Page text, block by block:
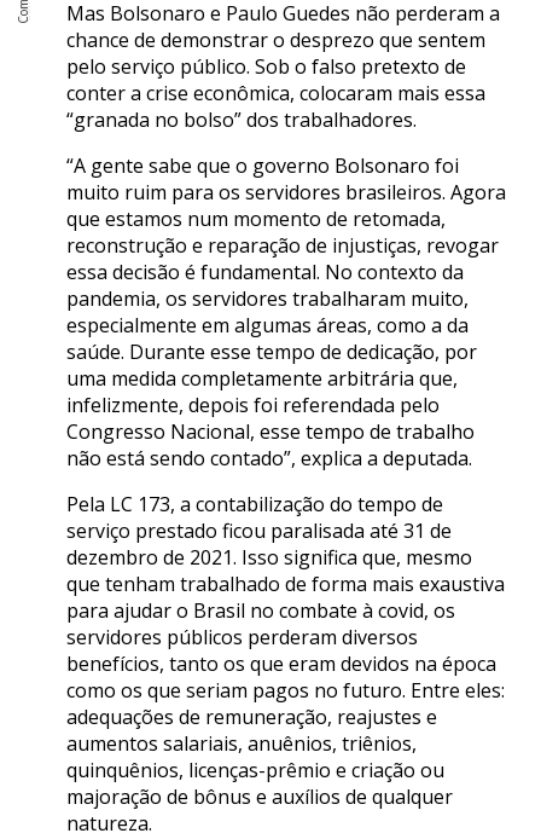
Mas Bolsonaro e Paulo Guedes não perderam a
chance de demonstrar o desprezo que sentem
pelo serviço público. Sob o falso pretexto de
conter a crise econômica, colocaram mais essa
“granada no bolso” dos trabalhadores.
“A gente sabe que o governo Bolsonaro foi
muito ruim para os servidores brasileiros. Agora
que estamos num momento de retomada,
reconstrução e reparação de injustiças, revogar
essa decisão é fundamental. No contexto da
pandemia, os servidores trabalharam muito,
especialmente em algumas áreas, como a da
saúde. Durante esse tempo de dedicação, por
uma medida completamente arbitrária que,
infelizmente, depois foi referendada pelo
Congresso Nacional, esse tempo de trabalho
não está sendo contado”, explica a deputada.
Pela LC 173, a contabilização do tempo de
serviço prestado ficou paralisada até 31 de
dezembro de 2021. Isso significa que, mesmo
que tenham trabalhado de forma mais exaustiva
para ajudar o Brasil no combate à covid, os
servidores públicos perderam diversos
benefícios, tanto os que eram devidos na época
como os que seriam pagos no futuro. Entre eles:
adequações de remuneração, reajustes e
aumentos salariais, anuênios, triênios,
quinquênios, licenças-prêmio e criação ou
majoração de bônus e auxílios de qualquer
natureza.